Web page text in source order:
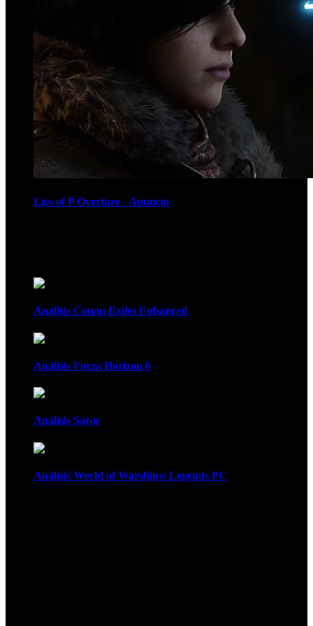
Lies of P Overture - Anuncio
Análisis Conan Exiles Enhanced
Análisis Forza Horizon 6
Análisis Saros
Análisis World of Warships: Legends PC